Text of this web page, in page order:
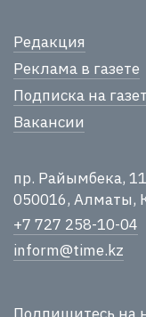
Редакция
Реклама в газете
Подписка на
Вакансии
пр. Райымбека,
050016, Алматы,
+7 727 258-10-04
inform@time.kz